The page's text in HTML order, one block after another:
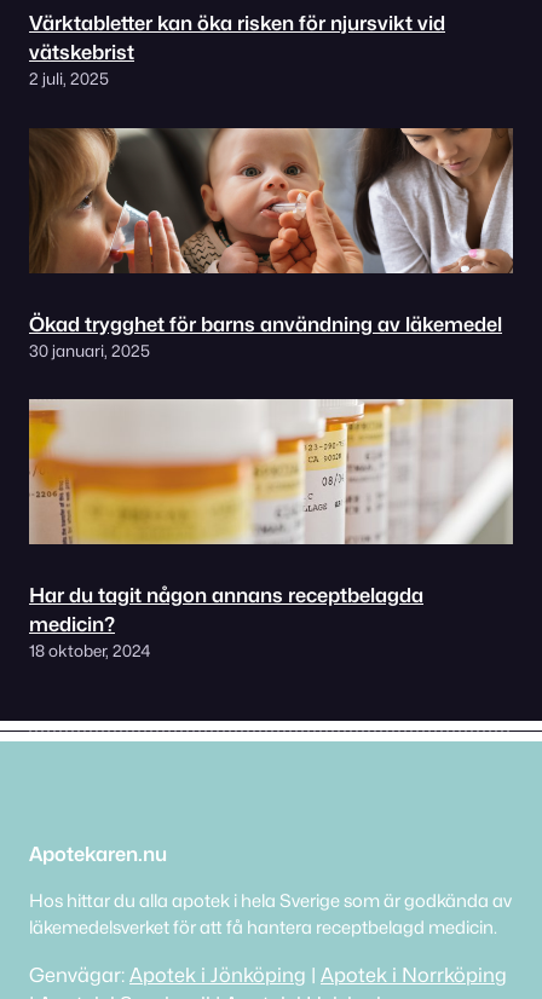
Värktabletter kan öka risken för njursvikt vid
vätskebrist
2 juli, 2025
Ökad trygghet för barns användning av läkemedel
30 januari, 2025
Har du tagit någon annans receptbelagda
medicin?
18 oktober, 2024
Apotekaren.nu
Hos hittar du alla apotek i hela Sverige som är godkända av
läkemedelsverket för att få hantera receptbelagd medicin.
Genvägar: Apotek i Jönköping | Apotek i Norrköping